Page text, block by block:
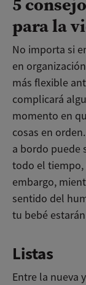
para la
No importa si
en
más flexible
complicará
momento en
cosas en
a bordo puede
todo el tiempo,
embargo,
sentido del
tu bebé
Listas
Entre la nueva